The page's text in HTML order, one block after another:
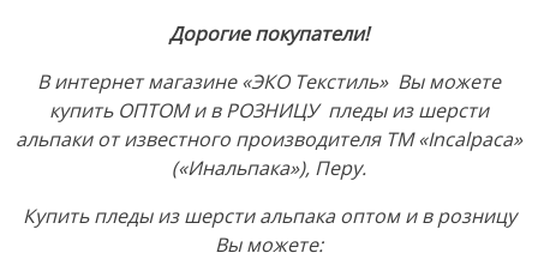
Дорогие покупатели!
В интернет магазине «ЭКО Текстиль» Вы можете
купить ОПТОМ и в РОЗНИЦУ пледы из шерсти
альпаки от известного производителя ТМ «Incalpaca»
(«Инальпака»), Перу.
Купить пледы из шерсти альпака оптом и в розницу
Вы можете: